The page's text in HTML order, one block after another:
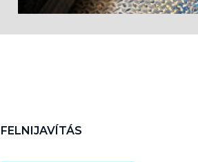
FELNIJAVÍTÁS